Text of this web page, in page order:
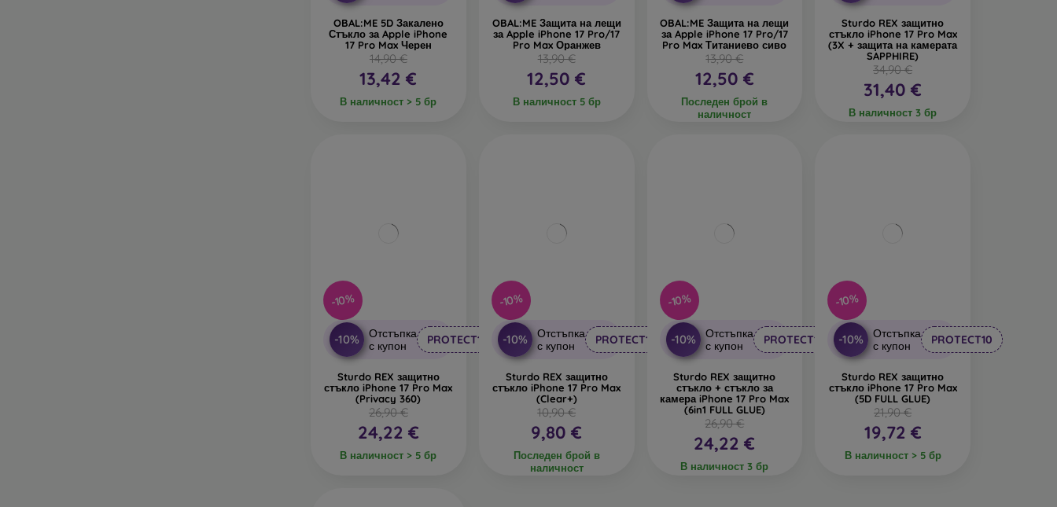
OBAL:ME 5D Закалено
Стъкло за Apple iPhone
17 Pro Max Черен
14,90 €
13,42 €
В наличност > 5 бр
OBAL:ME Защита на лещи
за Apple iPhone 17 Pro/17
Pro Max Оранжев
13,90 €
12,50 €
В наличност 5 бр
OBAL:ME Защита на лещи
за Apple iPhone 17 Pro/17
Pro Max Титаниево сиво
13,90 €
12,50 €
Последен брой в
наличност
Sturdo REX защитно
стъкло iPhone 17 Pro Max
(3X + защита на камерата
SAPPHIRE)
34,90 €
31,40 €
В наличност 3 бр
-10%
-10%
Отстъпка
с купон
PROTECT10
Sturdo REX защитно
стъкло iPhone 17 Pro Max
(Privacy 360)
26,90 €
24,22 €
В наличност > 5 бр
-10%
-10%
Отстъпка
с купон
PROTECT10
Sturdo REX защитно
стъкло iPhone 17 Pro Max
(Clear+)
10,90 €
9,80 €
Последен брой в
наличност
-10%
-10%
Отстъпка
с купон
PROTECT10
Sturdo REX защитно
стъкло + стъкло за
камера iPhone 17 Pro Max
(6in1 FULL GLUE)
26,90 €
24,22 €
В наличност 3 бр
-10%
-10%
Отстъпка
с купон
PROTECT10
Sturdo REX защитно
стъкло iPhone 17 Pro Max
(5D FULL GLUE)
21,90 €
19,72 €
В наличност > 5 бр